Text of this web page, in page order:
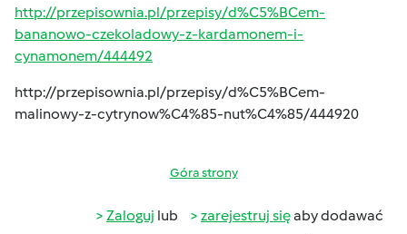
http://przepisownia.pl/przepisy/d%C5%BCem-
bananowo-czekoladowy-z-kardamonem-i-
cynamonem/444492
http://przepisownia.pl/przepisy/d%C5%BCem-
malinowy-z-cytrynow%C4%85-nut%C4%85/444920
Góra strony
Zaloguj lub zarejestruj sięaby dodawać